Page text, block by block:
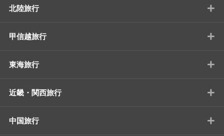
北陸旅行 +
甲信越旅行 +
東海旅行 +
近畿・関西旅行 +
中国旅行 +